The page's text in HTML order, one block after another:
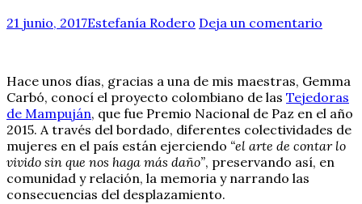
21 junio, 2017Estefanía Rodero Deja un comentario
Hace unos días, gracias a una de mis maestras, Gemma
Carbó, conocí el proyecto colombiano de las Tejedoras
de Mampuján, que fue Premio Nacional de Paz en el año
2015. A través del bordado, diferentes colectividades de
mujeres en el país están ejerciendo “el arte de contar lo
vivido sin que nos haga más daño”, preservando así, en
comunidad y relación, la memoria y narrando las
consecuencias del desplazamiento.